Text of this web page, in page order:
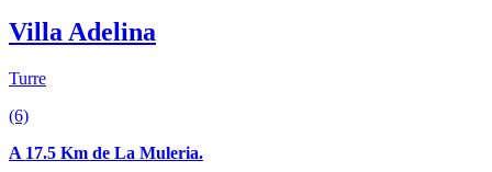
Villa Adelina
Turre
(6)
A 17.5 Km de La Muleria.